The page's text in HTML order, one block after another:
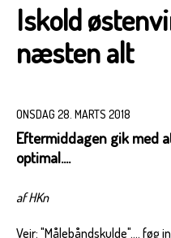
Iskold
næsten alt
ONSDAG 28. MARTS 2018
Eftermiddagen gik med
optimal....
af HKn
Vejr: "Målebåndskulde".... føg